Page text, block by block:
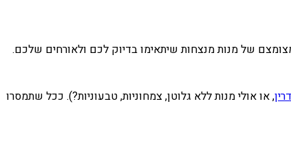
של מנות מנצחות שיתאימו בדיוק לכם ולאורחים שלכם.
, או אולי מנות ללא גלוטן, צמחוניות, טבעוניות?). ככל שתמסרו